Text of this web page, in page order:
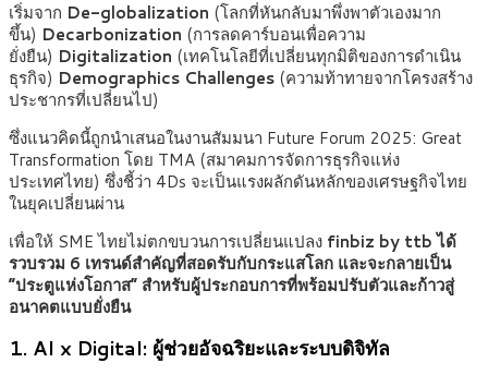
เริ่มจาก De-globalization (โลกที่หันกลับมาพึ่งพาตัวเองมาก
ขึ้น) Decarbonization (การลดคาร์บอนเพื่อความ
ยั่งยืน) Digitalization (เทคโนโลยีที่เปลี่ยนทุกมิติของการดำเนิน
ธุรกิจ) Demographics Challenges (ความท้าทายจากโครงสร้าง
ประชากรที่เปลี่ยนไป)
ซึ่งแนวคิดนี้ถูกนำเสนอในงานสัมมนา Future Forum 2025: Great
Transformation โดย TMA (สมาคมการจัดการธุรกิจแห่ง
ประเทศไทย) ซึ่งชี้ว่า 4Ds จะเป็นแรงผลักดันหลักของเศรษฐกิจไทย
ในยุคเปลี่ยนผ่าน
เพื่อให้ SME ไทยไม่ตกขบวนการเปลี่ยนแปลง finbiz by ttb ได้
รวบรวม 6 เทรนด์สำคัญที่สอดรับกับกระแสโลก และจะกลายเป็น
“ประตูแห่งโอกาส” สำหรับผู้ประกอบการที่พร้อมปรับตัวและก้าวสู่
อนาคตแบบยั่งยืน
1. AI x Digital: ผู้ช่วยอัจฉริยะและระบบดิจิทัล